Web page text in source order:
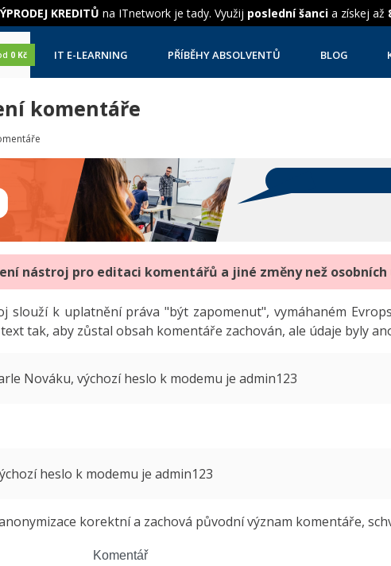
KREDITŮ na ITnetwork je tady. Využij poslední šanci a získej až
0 Kč IT E-LEARNING PŘÍBĚHY ABSOLVENTŮ BLOG
komentáře
nástroj pro editaci komentářů a jiné změny než osobních
slouží k uplatnění práva "být zapomenut", vymáhaném
tak, aby zůstal obsah komentáře zachován, ale údaje byly
Nováku, výchozí heslo k modemu je admin123
heslo k modemu je admin123
korektní a zachová původní význam komentáře,
Komentář